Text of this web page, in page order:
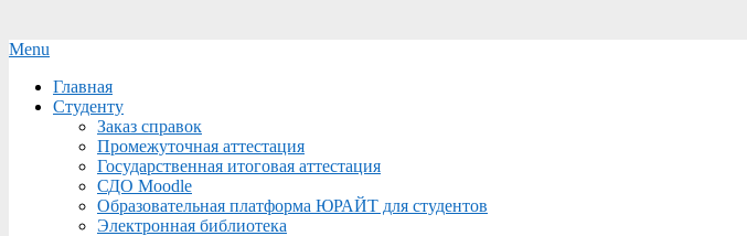
Secondary
Menu
Menu
Главная
Студенту
Заказ справок
Промежуточная аттестация
Государственная итоговая аттестация
СДО Moodle
Образовательная платформа ЮРАЙТ для студентов
Электронная библиотека